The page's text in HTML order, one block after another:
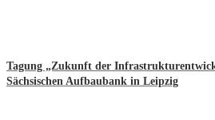
Tagung „Zukunft der
Sächsischen Aufbaubank in Leipzig